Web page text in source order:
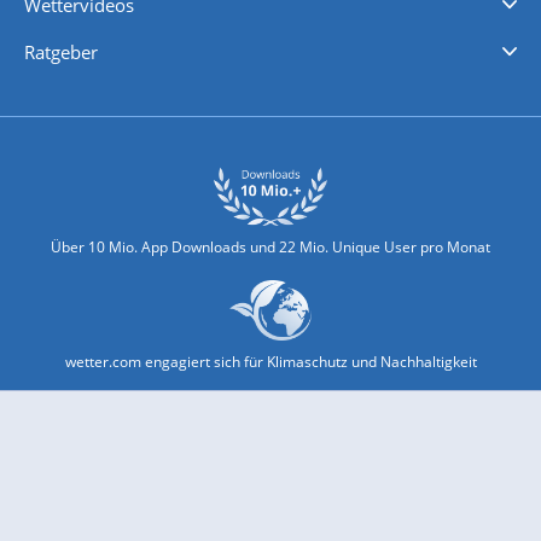
Wettervideos
Ratgeber
Über 10 Mio. App Downloads und 22 Mio. Unique User pro Monat
wetter.com engagiert sich für Klimaschutz und Nachhaltigkeit